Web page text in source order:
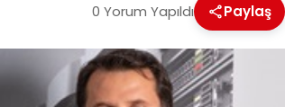
0 Yorum Yapıldı Paylaş